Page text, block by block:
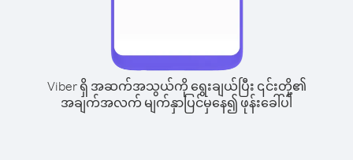
Viber ရှိ အဆက်အသွယ်ကို ရွေးချယ်ပြီး ၎င်းတို့၏
အချက်အလက် မျက်နှာပြင်မှနေ၍ ဖုန်းခေါ်ပါ